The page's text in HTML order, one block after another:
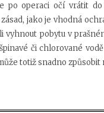
operaci očí vrátit
jako je vhodná
pobytu v
či chlorované
totiž snadno